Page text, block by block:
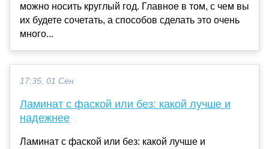
можно носить круглый год. Главное в том, с чем вы
их будете сочетать, а способов сделать это очень
много...
17:35, 01 Сен
Ламинат с фаской или без: какой лучше и
надежнее
Ламинат с фаской или без: какой лучше и